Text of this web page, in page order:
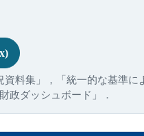
資料集」，「統一的な基準に
政ダッシュボード」．